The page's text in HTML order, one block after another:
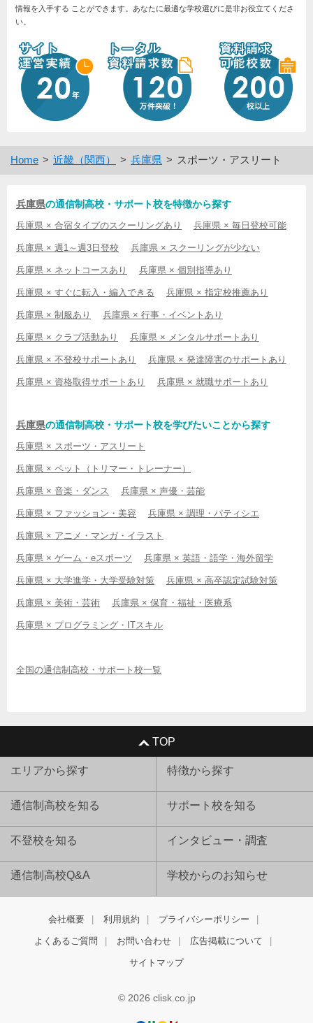
情報を入手する ことができます。あなたに最適な学校選びに是非お役立てくださ
い。
Home 近畿（関西） 兵庫県 スポーツ・アスリート
兵庫県の通信制高校・サポート校を特徴から探す
兵庫県 × 合宿タイプのスクーリングあり 兵庫県 × 毎日登校可能
兵庫県 × 週1～週3日登校 兵庫県 × スクーリングが少ない
兵庫県 × ネットコースあり 兵庫県 × 個別指導あり
兵庫県 × すぐに転入・編入できる 兵庫県 × 指定校推薦あり
兵庫県 × 制服あり 兵庫県 × 行事・イベントあり
兵庫県 × クラブ活動あり 兵庫県 × メンタルサポートあり
兵庫県 × 不登校サポートあり 兵庫県 × 発達障害のサポートあり
兵庫県 × 資格取得サポートあり 兵庫県 × 就職サポートあり
兵庫県の通信制高校・サポート校を学びたいことから探す
兵庫県 × スポーツ・アスリート
兵庫県 × ペット（トリマー・トレーナー）
兵庫県 × 音楽・ダンス 兵庫県 × 声優・芸能
兵庫県 × ファッション・美容 兵庫県 × 調理・パティシエ
兵庫県 × アニメ・マンガ・イラスト
兵庫県 × ゲーム・eスポーツ 兵庫県 × 英語・語学・海外留学
兵庫県 × 大学進学・大学受験対策 兵庫県 × 高卒認定試験対策
兵庫県 × 美術・芸術 兵庫県 × 保育・福祉・医療系
兵庫県 × プログラミング・ITスキル
全国の通信制高校・サポート校一覧
TOP
エリアから探す 特徴から探す
通信制高校を知る サポート校を知る
不登校を知る インタビュー・調査
通信制高校Q&A 学校からのお知らせ
会社概要 利用規約 プライバシーポリシー
よくあるご質問 お問い合わせ 広告掲載について
サイトマップ
© 2026 clisk.co.jp